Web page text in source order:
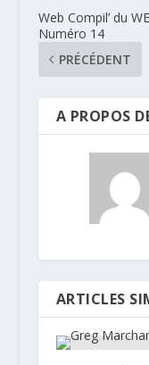
Web Compil’ du
Numéro 14
PRÉCÉDENT
A PROPOS
ARTICLES